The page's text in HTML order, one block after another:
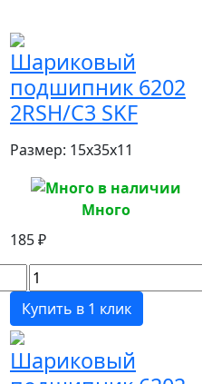
Шариковый
подшипник 6202
2RSH/C3 SKF
Размер: 15x35x11
Много
185 ₽
Купить в 1 клик
Шариковый